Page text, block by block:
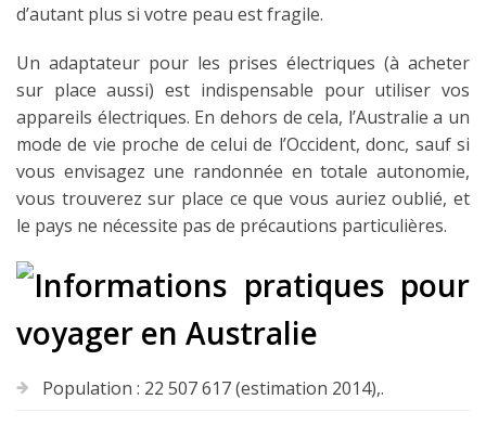
d’autant plus si votre peau est fragile.
Un adaptateur pour les prises électriques (à acheter
sur place aussi) est indispensable pour utiliser vos
appareils électriques. En dehors de cela, l’Australie a un
mode de vie proche de celui de l’Occident, donc, sauf si
vous envisagez une randonnée en totale autonomie,
vous trouverez sur place ce que vous auriez oublié, et
le pays ne nécessite pas de précautions particulières.
Population : 22 507 617 (estimation 2014),.